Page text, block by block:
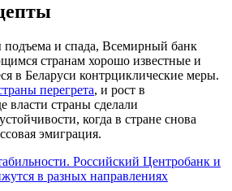
подъема и спада, Всемирный банк
странам хорошо известные и
в Беларуси контрциклические меры.
перегрета, и рост в
власти страны сделали
когда в стране снова
эмиграция.
Российский Центробанк и
в разных направлениях